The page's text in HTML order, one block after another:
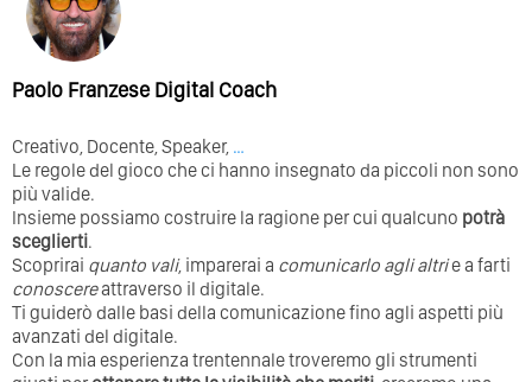
Paolo Franzese Digital Coach
Creativo, Docente, Speaker, …
Le regole del gioco che ci hanno insegnato da piccoli non sono
più valide.
Insieme possiamo costruire la ragione per cui qualcuno potrà
sceglierti.
Scoprirai quanto vali, imparerai a comunicarlo agli altrie a farti
conoscereattraverso il digitale.
Ti guiderò dalle basi della comunicazione fino agli aspetti più
avanzati del digitale.
Con la mia esperienza trentennale troveremo gli strumenti